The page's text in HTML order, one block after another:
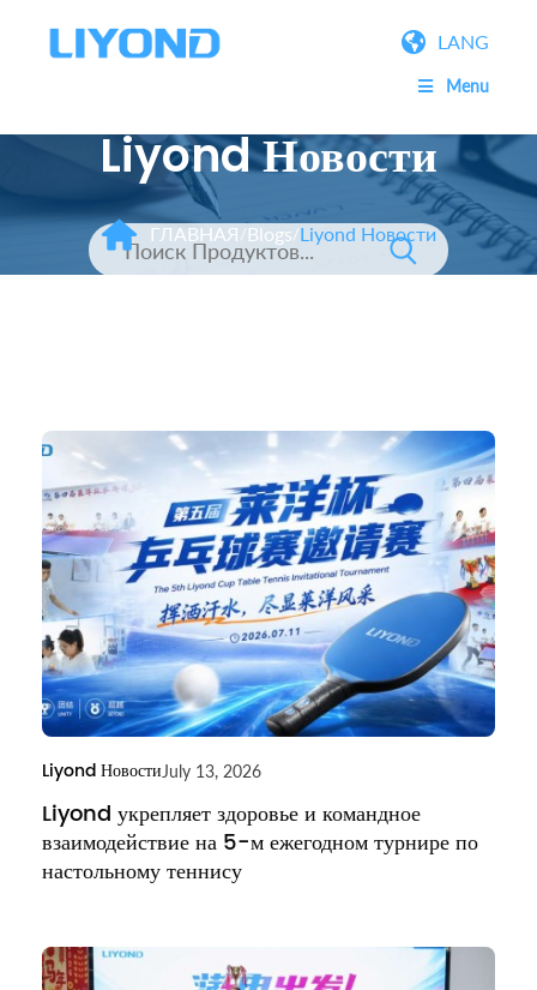
LANG
Menu
Liyond Новости
ГЛАВНАЯ / Blogs/Liyond Новости
Liyond НовостиJuly 13, 2026
Liyond укрепляет здоровье и командное
взаимодействие на 5-м ежегодном турнире по
настольному теннису